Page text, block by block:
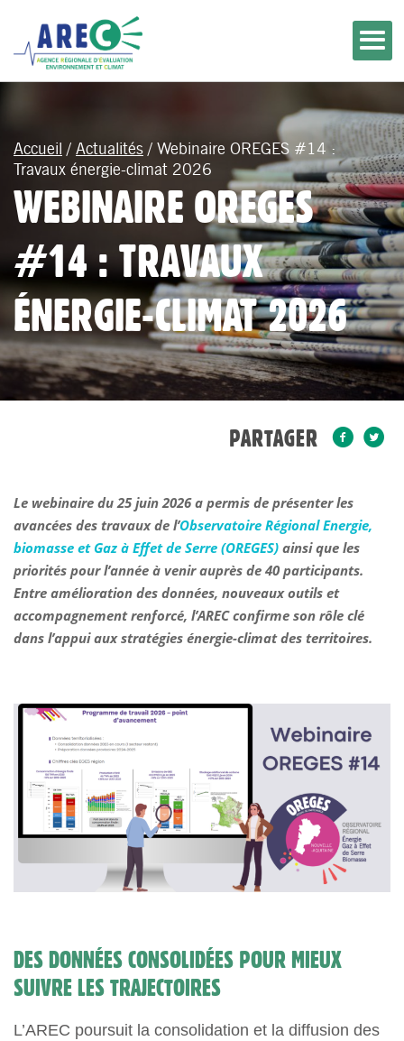
Accueil / Actualités / Webinaire OREGES #14 :
Travaux énergie-climat 2026
WEBINAIRE OREGES
#14 : TRAVAUX
ÉNERGIE-CLIMAT 2026
PARTAGER
Le webinaire du 25 juin 2026 a permis de présenter les
avancées des travaux de l’Observatoire Régional Energie,
biomasse et Gaz à Effet de Serre (OREGES) ainsi que les
priorités pour l’année à venir auprès de 40 participants.
Entre amélioration des données, nouveaux outils et
accompagnement renforcé, l’AREC confirme son rôle clé
dans l’appui aux stratégies énergie-climat des territoires.
DES DONNÉES CONSOLIDÉES POUR MIEUX
SUIVRE LES TRAJECTOIRES
L’AREC poursuit la consolidation et la diffusion des